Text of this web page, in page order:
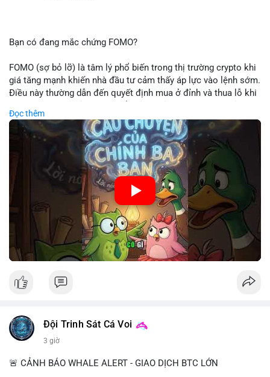
Bạn có đang mắc chứng FOMO?
FOMO (sợ bỏ lỡ) là tâm lý phổ biến trong thị trường crypto khi
giá tăng mạnh khiến nhà đầu tư cảm thấy áp lực vào lệnh sớm.
Điều này thường dẫn đến quyết định mua ở đỉnh và thua lỗ khi
chiến lược đầu tư rõ ràng.
🎥 Xem video trực tiếp tại:
Nguồn: Cú Thông Thái
Đọc thêm
Đội Trinh Sát Cá Voi
3 giờ
🚨 CẢNH BÁO WHALE ALERT - GIAO DỊCH BTC LỚN